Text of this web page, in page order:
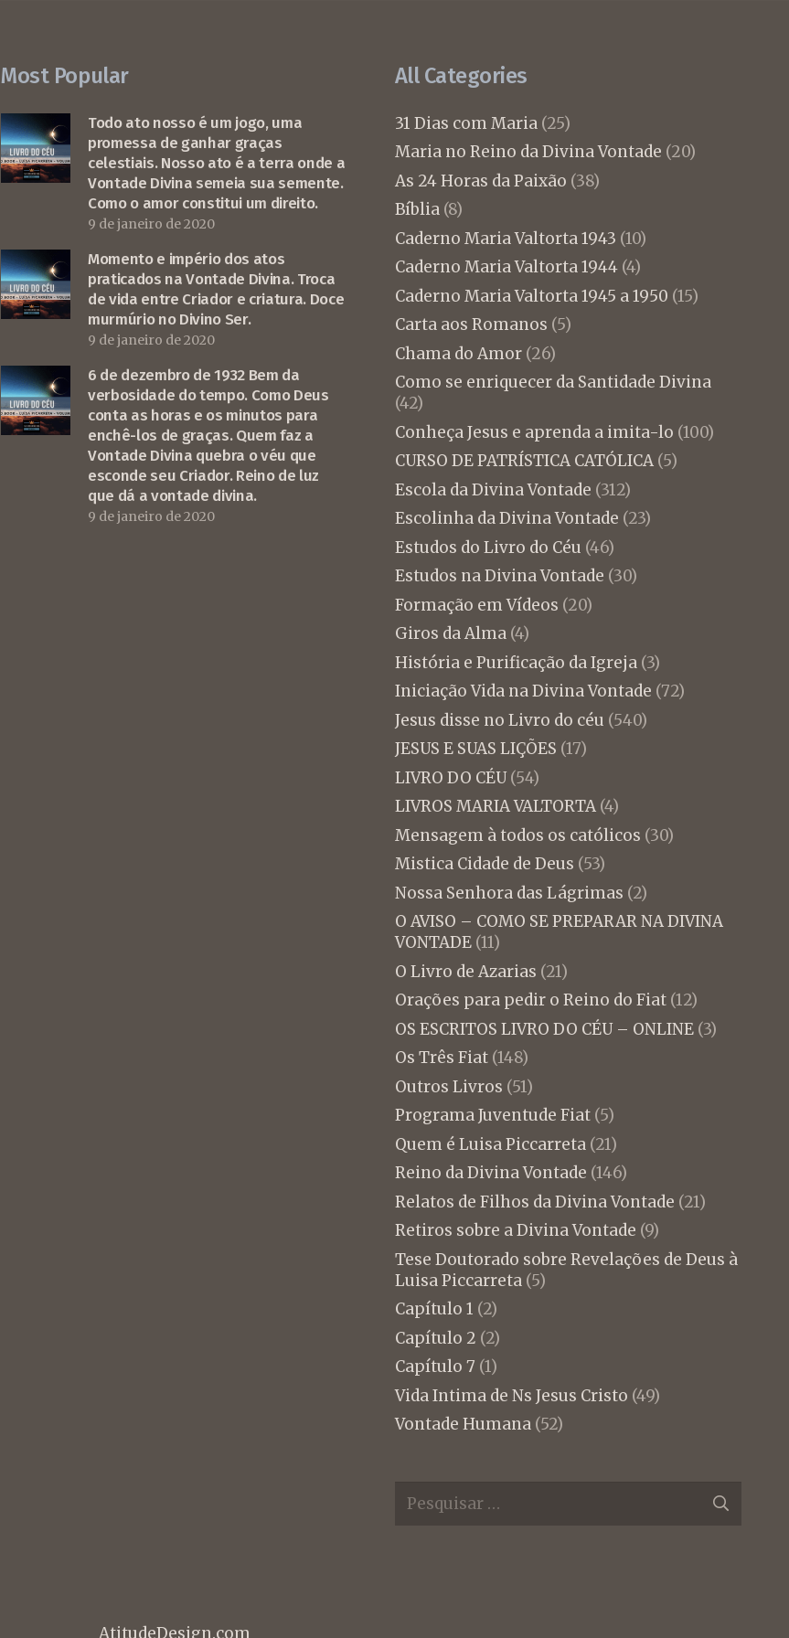
Most Popular
Todo ato nosso é um jogo, uma
promessa de ganhar graças
celestiais. Nosso ato é a terra onde a
Vontade Divina semeia sua semente.
Como o amor constitui um direito.
9 de janeiro de 2020
Momento e império dos atos
praticados na Vontade Divina. Troca
de vida entre Criador e criatura. Doce
murmúrio no Divino Ser.
9 de janeiro de 2020
6 de dezembro de 1932 Bem da
verbosidade do tempo. Como Deus
conta as horas e os minutos para
enchê-los de graças. Quem faz a
Vontade Divina quebra o véu que
esconde seu Criador. Reino de luz
que dá a vontade divina.
9 de janeiro de 2020
All Categories
31 Dias com Maria(25)
Maria no Reino da Divina Vontade (20)
As 24 Horas da Paixão (38)
Bíblia(8)
Caderno Maria Valtorta 1943 (10)
Caderno Maria Valtorta 1944(4)
Caderno Maria Valtorta 1945 a 1950 (15)
Carta aos Romanos (5)
Chama do Amor(26)
Como se enriquecer da Santidade Divina
(42)
Conheça Jesus e aprenda a imita-lo (100)
CURSO DE PATRÍSTICA CATÓLICA(5)
Escola da Divina Vontade (312)
Escolinha da Divina Vontade (23)
Estudos do Livro do Céu (46)
Estudos na Divina Vontade (30)
Formação em Vídeos (20)
Giros da Alma(4)
História e Purificação da Igreja(3)
Iniciação Vida na Divina Vontade (72)
Jesus disse no Livro do céu (540)
JESUS E SUAS LIÇÕES (17)
LIVRO DO CÉU(54)
LIVROS MARIA VALTORTA(4)
Mensagem à todos os católicos (30)
Mistica Cidade de Deus (53)
Nossa Senhora das Lágrimas (2)
O AVISO – COMO SE PREPARAR NA DIVINA
VONTADE(11)
O Livro de Azarias (21)
Orações para pedir o Reino do Fiat(12)
OS ESCRITOS LIVRO DO CÉU – ONLINE(3)
Os Três Fiat(148)
Outros Livros (51)
Programa Juventude Fiat(5)
Quem é Luisa Piccarreta(21)
Reino da Divina Vontade (146)
Relatos de Filhos da Divina Vontade (21)
Retiros sobre a Divina Vontade (9)
Tese Doutorado sobre Revelações de Deus à
Luisa Piccarreta(5)
Capítulo 1 (2)
Capítulo 2 (2)
Capítulo 7 (1)
Vida Intima de Ns Jesus Cristo (49)
Vontade Humana(52)
Pesquisar
AtitudeDesign.com